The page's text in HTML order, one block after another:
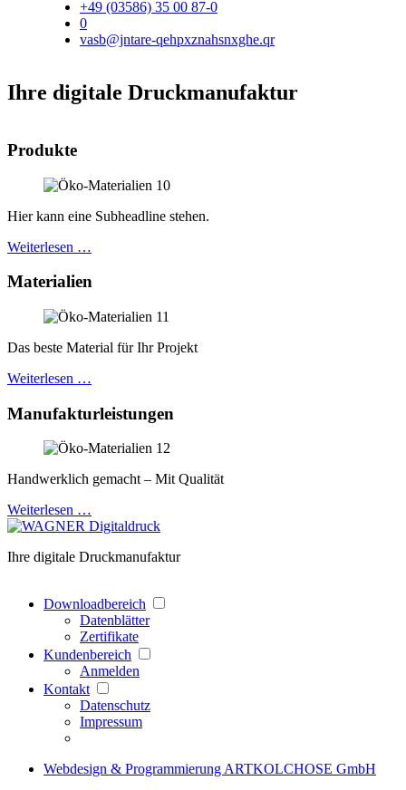
+49 (03586) 35 00 87-0
0
vasb@jntare-qehpxznahsnxghe.qr
Ihre digitale Druckmanufaktur
Produkte
Hier kann eine Subheadline stehen.
Weiterlesen …
Materialien
Das beste Material für Ihr Projekt
Weiterlesen …
Manufakturleistungen
Handwerklich gemacht – Mit Qualität
Weiterlesen …
Ihre digitale Druckmanufaktur
Downloadbereich
Datenblätter
Zertifikate
Kundenbereich
Anmelden
Kontakt
Datenschutz
Impressum
Webdesign & Programmierung ARTKOLCHOSE GmbH